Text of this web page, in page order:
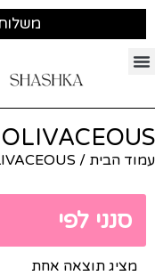
משלוח
OLIVACEOUS
עמוד הבית / OLIVACEOUS
סנני לפי
מציג תוצאה אחת